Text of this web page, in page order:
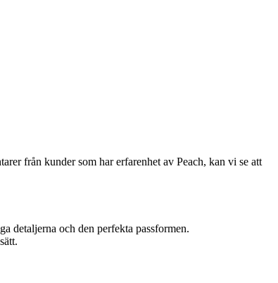
från kunder som har erfarenhet av Peach, kan vi se att
detaljerna och den perfekta passformen.